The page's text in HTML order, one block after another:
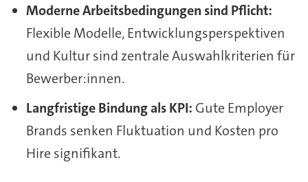
Moderne Arbeitsbedingungen sind Pflicht:
Flexible Modelle, Entwicklungsperspektiven
und Kultur sind zentrale Auswahlkriterien für
Bewerber:innen.
Langfristige Bindung als KPI: Gute Employer
Brands senken Fluktuation und Kosten pro
Hire signifikant.